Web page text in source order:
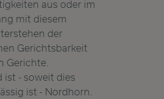
aus oder im
mit diesem
der
Gerichtsbarkeit
Gerichte.
ist - soweit dies
ist - Nordhorn.